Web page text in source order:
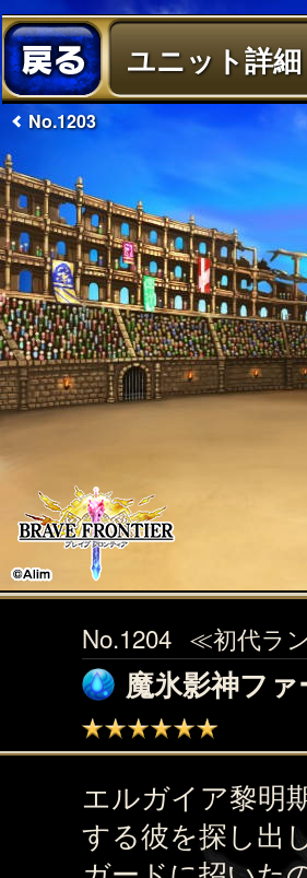
ユニット詳細
No.1203
No.1204 ≪初代ラ
魔氷影神フ
エルガイア黎明
する彼を探し出